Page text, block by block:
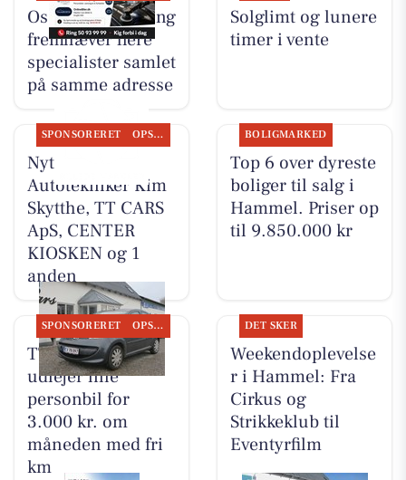
Oscar Biludlejning
fremhæver flere
specialister samlet
på samme adresse
Solglimt og lunere
timer i vente
SPONSORERET OPSLAGSTAVLEN
Nyt fra
Autotekniker Kim
Skytthe, TT CARS
ApS, CENTER
KIOSKEN og 1
anden
BOLIGMARKED
Top 6 over dyreste
boliger til salg i
Hammel. Priser op
til 9.850.000 kr
SPONSORERET OPSLAGSTAVLEN
TT CARS ApS
udlejer lille
personbil for
3.000 kr. om
måneden med fri
km
DET SKER
Weekendoplevelse
r i Hammel: Fra
Cirkus og
Strikkeklub til
Eventyrfilm